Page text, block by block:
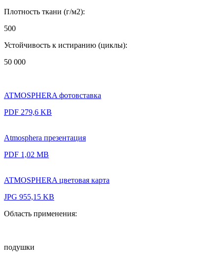
Плотность ткани (г/м2):
500
Устойчивость к истиранию (циклы):
50 000
ATMOSPHERA фотовставка
PDF 279,6 KB
Atmosphera презентация
PDF 1,02 MB
ATMOSPHERA цветовая карта
JPG 955,15 KB
Область применения:
подушки